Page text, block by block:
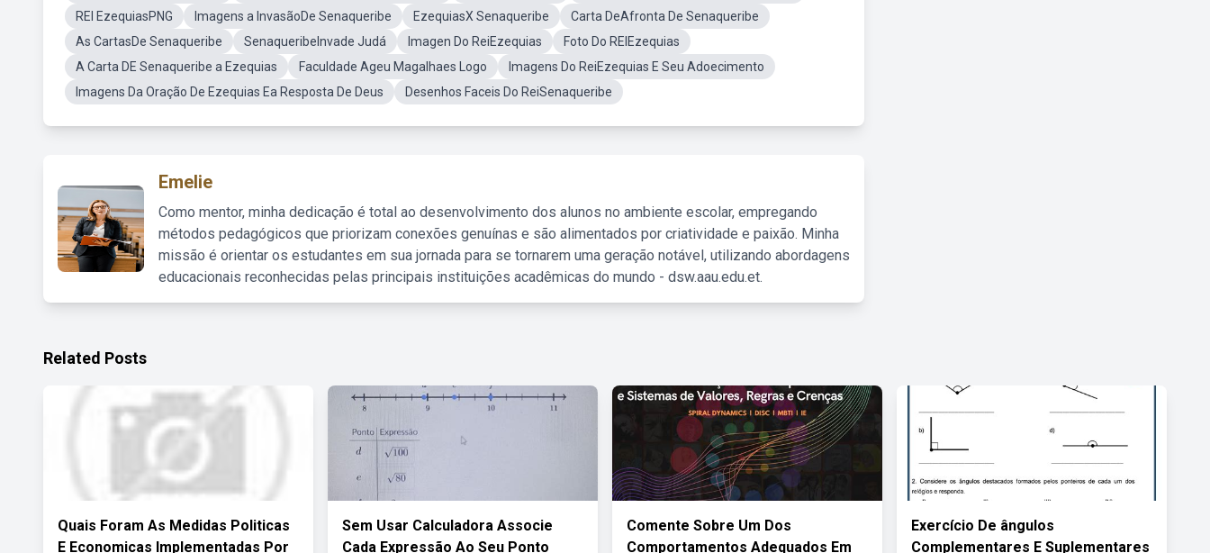
REI EzequiasPNG
Imagens a InvasãoDe Senaqueribe EzequiasX Senaqueribe
Carta DeAfronta De Senaqueribe
As CartasDe Senaqueribe
SenaqueribeInvade Judá Imagen Do ReiEzequias
Foto Do REIEzequias
A Carta DE Senaqueribe a Ezequias
Faculdade Ageu Magalhaes Logo
Imagens Do ReiEzequias E Seu Adoecimento
Imagens Da Oração De Ezequias Ea Resposta De Deus
Desenhos Faceis Do ReiSenaqueribe
Emelie
Como mentor, minha dedicação é total ao desenvolvimento dos alunos no ambiente escolar, empregando
métodos pedagógicos que priorizam conexões genuínas e são alimentados por criatividade e paixão. Minha
missão é orientar os estudantes em sua jornada para se tornarem uma geração notável, utilizando abordagens
educacionais reconhecidas pelas principais instituições acadêmicas do mundo - dsw.aau.edu.et.
Related Posts
Quais Foram As Medidas Politicas
E Economicas Implementadas Por
Sem Usar Calculadora Associe
Cada Expressão Ao Seu Ponto
Comente Sobre Um Dos
Comportamentos Adequados Em
Exercício De ângulos
Complementares E Suplementares